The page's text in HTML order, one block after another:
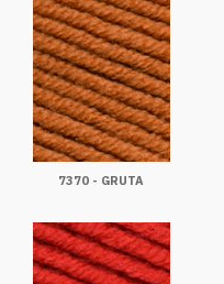
7370 - GRUTA